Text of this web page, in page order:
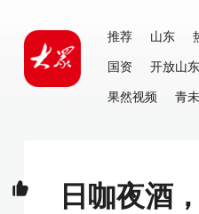
推荐 山东
国资
开放山东
果然视频
青
日咖夜酒